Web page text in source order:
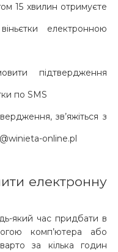
15 хвилин отримуєте
електронною
підтвердження
по SMS
зв’яжіться з
online.pl
електронну
який час придбати в
комп’ютера або
за кілька годин